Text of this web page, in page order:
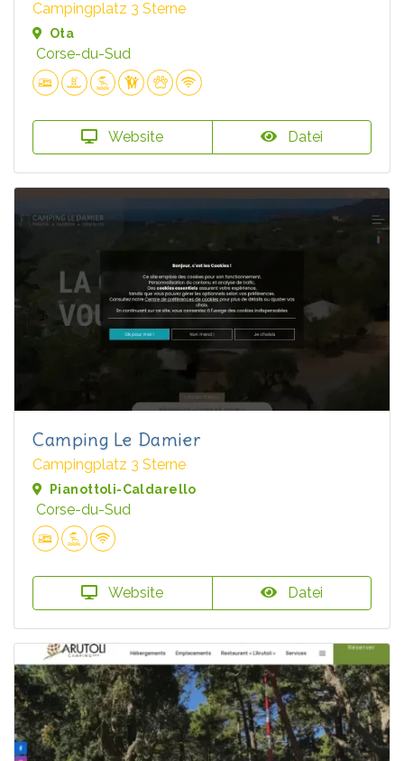
Campingplatz 3 Sterne
Ota
Corse-du-Sud
Website Datei
Camping Le Damier
Campingplatz 3 Sterne
Pianottoli-Caldarello
Corse-du-Sud
Website Datei